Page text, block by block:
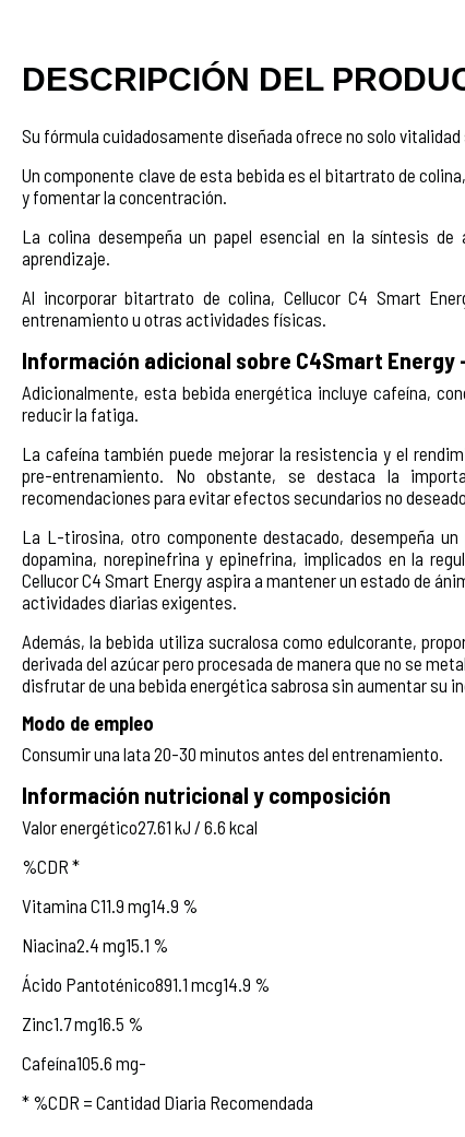
DESCRIPCIÓN DEL
Su fórmula cuidadosamente diseñada ofrece no solo
Un componente clave de esta bebida es el bitartrato de
y fomentar la concentración.
La colina desempeña un papel esencial en la síntesis
aprendizaje.
Al incorporar bitartrato de colina, Cellucor C4 Smart
entrenamiento u otras actividades físicas.
Información adicional sobre C4Smart Energy
Adicionalmente, esta bebida energética incluye cafeína,
reducir la fatiga.
La cafeína también puede mejorar la resistencia y el
pre-entrenamiento. No obstante, se destaca la
recomendaciones para evitar efectos secundarios no
La L-tirosina, otro componente destacado, desempeña
dopamina, norepinefrina y epinefrina, implicados en la
Cellucor C4 Smart Energy aspira a mantener un estado de
actividades diarias exigentes.
Además, la bebida utiliza sucralosa como edulcorante,
derivada del azúcar pero procesada de manera que no se
disfrutar de una bebida energética sabrosa sin aumentar su
Modo de empleo
Consumir una lata 20-30 minutos antes del entrenamiento.
Información nutricional y composición
Valor energético27.61 kJ / 6.6 kcal
%CDR *
Vitamina C11.9 mg14.9 %
Niacina2.4 mg15.1 %
Ácido Pantoténico891.1 mcg14.9 %
Zinc1.7 mg16.5 %
Cafeína105.6 mg-
* %CDR = Cantidad Diaria Recomendada